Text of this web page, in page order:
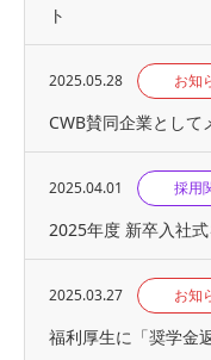
ト
2025.05.28 お知
CWB賛同企業として
2025.04.01 採用
2025年度 新卒入社
2025.03.27 お知
福利厚生に「奨学金